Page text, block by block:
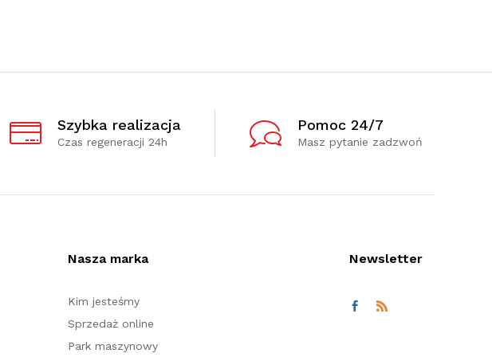
Szybka realizacja
Czas regeneracji 24h
Pomoc 24/7
Masz pytanie zadzwoń
Nasza marka
Kim jesteśmy
Sprzedaż online
Park maszynowy
Newsletter